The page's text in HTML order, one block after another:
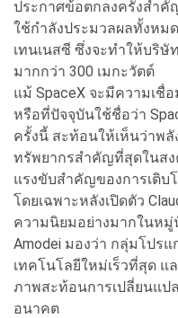
ประกาศข้อตกลงครั้งสำคั
ใช้กำลังประมวลผลทั้งหม
เทนเนสซี ซึ่งจะทำให้บริษั
มากกว่า 300 เมกะวัตต์
แม้ SpaceX จะมีความเชื่
หรือที่ปัจจุบันใช้ชื่อว่า
ครั้งนี้ สะท้อนให้เห็นว่าพลั
ทรัพยากรสำคัญที่สุดในสง
แรงขับสำคัญของการเติบ
โดยเฉพาะหลังเปิดตัว
ความนิยมอย่างมากในห
Amodei มองว่า กลุ่มโปร
เทคโนโลยีใหม่เร็วที่สุด แ
ภาพสะท้อนการเปลี่ยนแป
อนาคต